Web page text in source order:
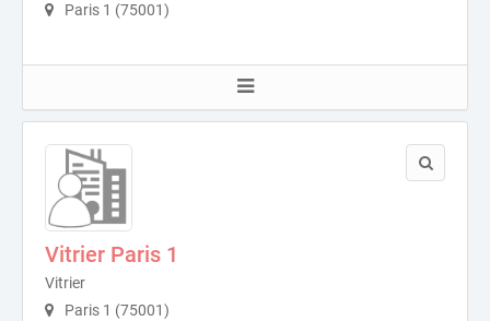
Paris 1 (75001)
Vitrier Paris 1
Vitrier
Paris 1 (75001)